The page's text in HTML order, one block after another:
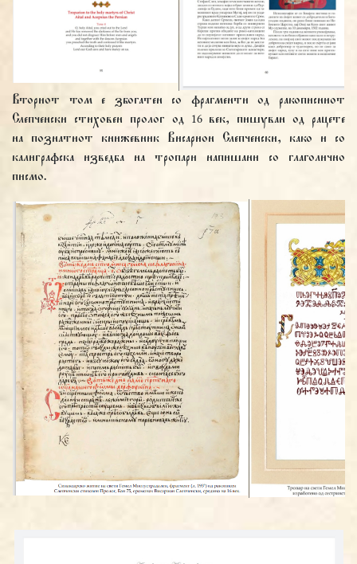
Вториот том е збогатен со фрагменти од ракописниот
Слепченски стиховен пролог од 16 век, пишуван од рацете
на познатиот книжевник Висарион Слепченски, како и со
калиграфска изведба на тропари напишани со глаголично
писмо.